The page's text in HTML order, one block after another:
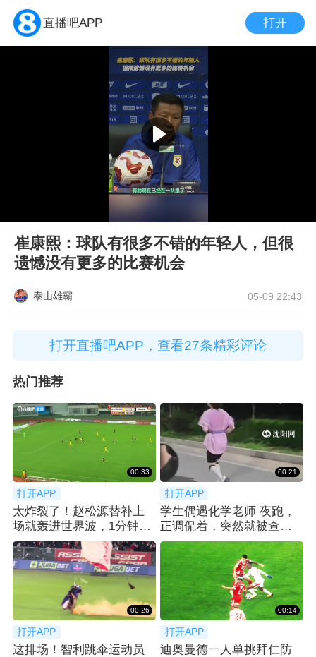
直播吧APP 打开
崔康熙：球队有很多不错的年轻人，但很
遗憾没有更多的比赛机会
泰山雄霸 05-09 22:43
打开直播吧APP，查看27条精彩评论
热门推荐
00:33
打开APP
太炸裂了！赵松源替补上
场就轰进世界波，1分钟2
球反超太猛了
00:21
打开APP
学生偶遇化学老师 夜跑，
正调侃着，突然就被查功
课... 😂
00:26
打开APP
这排场！智利跳伞运动员
00:14
打开APP
迪奥曼德一人单挑拜仁防